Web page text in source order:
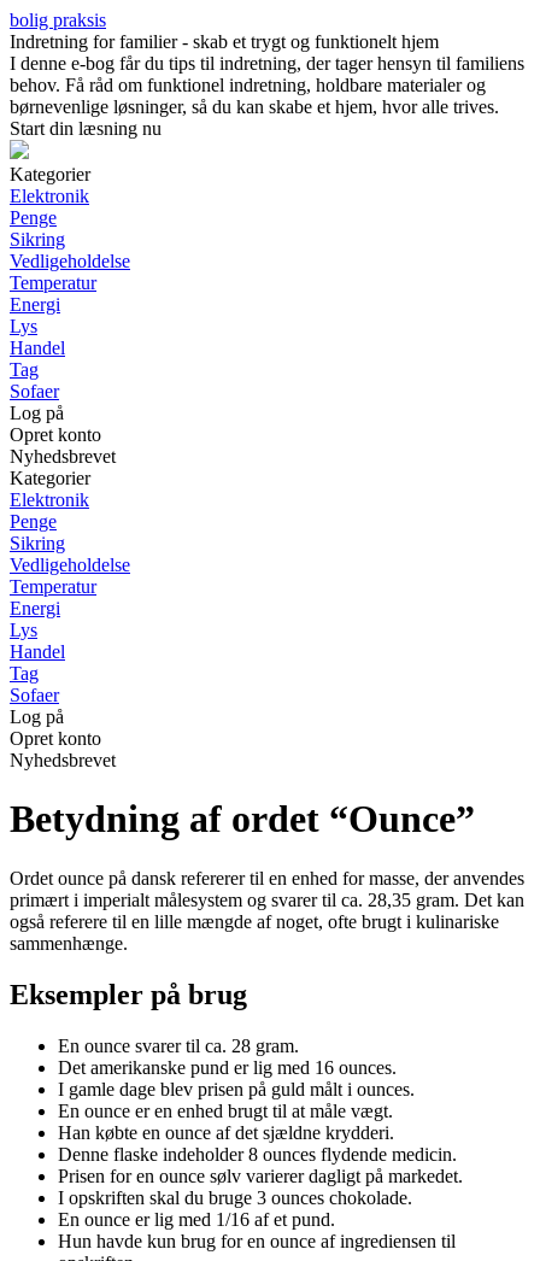
bolig praksis
Indretning for familier - skab et trygt og funktionelt hjem
I denne e-bog får du tips til indretning, der tager hensyn til familiens
behov. Få råd om funktionel indretning, holdbare materialer og
børnevenlige løsninger, så du kan skabe et hjem, hvor alle trives.
Start din læsning nu
Kategorier
Elektronik
Penge
Sikring
Vedligeholdelse
Temperatur
Energi
Lys
Handel
Tag
Sofaer
Log på
Opret konto
Nyhedsbrevet
Kategorier
Elektronik
Penge
Sikring
Vedligeholdelse
Temperatur
Energi
Lys
Handel
Tag
Sofaer
Log på
Opret konto
Nyhedsbrevet
Betydning af ordet “Ounce”
Ordet ounce på dansk refererer til en enhed for masse, der anvendes
primært i imperialt målesystem og svarer til ca. 28,35 gram. Det kan
også referere til en lille mængde af noget, ofte brugt i kulinariske
sammenhænge.
Eksempler på brug
En ounce svarer til ca. 28 gram.
Det amerikanske pund er lig med 16 ounces.
I gamle dage blev prisen på guld målt i ounces.
En ounce er en enhed brugt til at måle vægt.
Han købte en ounce af det sjældne krydderi.
Denne flaske indeholder 8 ounces flydende medicin.
Prisen for en ounce sølv varierer dagligt på markedet.
I opskriften skal du bruge 3 ounces chokolade.
En ounce er lig med 1/16 af et pund.
Hun havde kun brug for en ounce af ingrediensen til